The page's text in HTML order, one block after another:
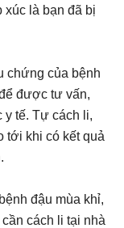
là bạn đã bị
chứng của bệnh
được tư vấn,
y tế. Tự cách li,
tới khi có kết quả
đậu mùa khỉ,
cách li tại nhà